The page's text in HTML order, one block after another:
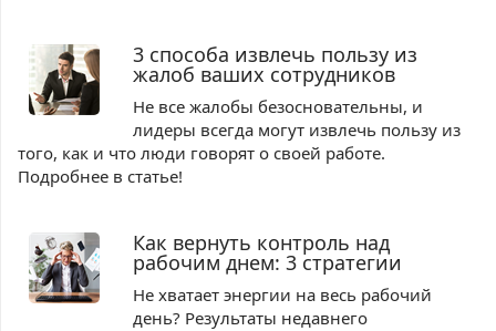
3 способа извлечь пользу из
жалоб ваших сотрудников
Не все жалобы безосновательны, и
лидеры всегда могут извлечь пользу из
того, как и что люди говорят о своей работе.
Подробнее в статье!
Как вернуть контроль над
рабочим днем: 3 стратегии
Не хватает энергии на весь рабочий
день? Результаты недавнего